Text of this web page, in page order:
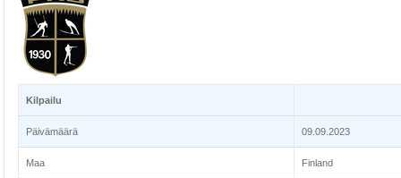
Kilpailu
Päivämäärä 09.09.2023
Maa Finland